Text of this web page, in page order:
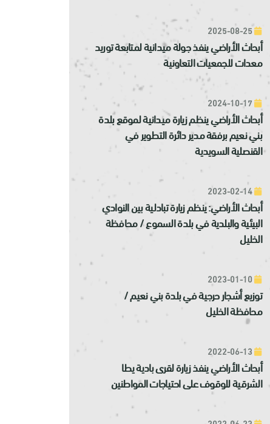
2025-08-25
أبحاث الأراضي ينفذ جولة ميدانية لمتابعة توريد
معدات للجمعيات التعاونية
أبحاث الأراضي ينظم زيارة ميدانية لموقع بلدة
بني نعيم برفقة مدير دائرة التطوير في
القنصلية السويدية
أبحاث الأراضي: ينظم زيارة تبادلية بين النوادي
البيئية والبلدية في بلدة السموع / محافظة
الخليل
توزيع أشجار حرجية في بلدة بني نعيم /
محافظة الخليل
أبحاث الأراضي ينفذ زيارة لقرى بادية يطا
الشرقية للوقوف على احتياجات المواطنين